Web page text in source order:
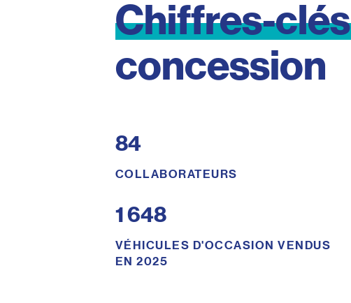
Chiffres-clés
concession
84
COLLABORATEURS
1 648
VÉHICULES D'OCCASION VENDUS
EN 2025